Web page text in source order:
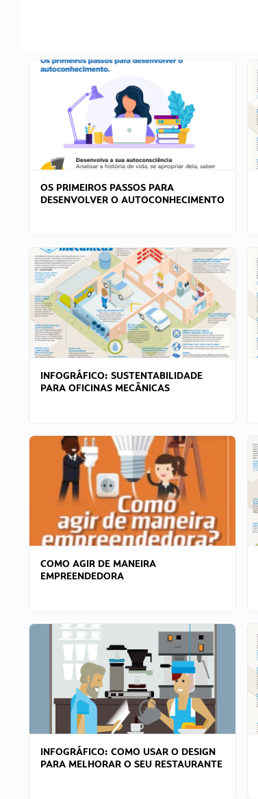
OS PRIMEIROS PASSOS PARA
DESENVOLVER O AUTOCONHECIMENTO
INFOGRÁFICO: SUSTENTABILIDADE
PARA OFICINAS MECÂNICAS
COMO AGIR DE MANEIRA
EMPREENDEDORA
INFOGRÁFICO: COMO USAR O DESIGN
PARA MELHORAR O SEU RESTAURANTE